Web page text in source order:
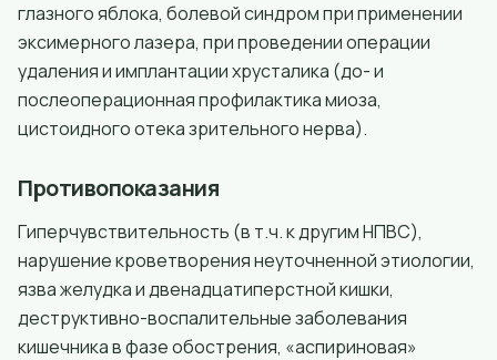
глазного яблока, болевой синдром при применении
эксимерного лазера, при проведении операции
удаления и имплантации хрусталика (до- и
послеоперационная профилактика миоза,
цистоидного отека зрительного нерва).
Противопоказания
Гиперчувствительность (в т.ч. к другим НПВС),
нарушение кроветворения неуточненной этиологии,
язва желудка и двенадцатиперстной кишки,
деструктивно-воспалительные заболевания
кишечника в фазе обострения, «аспириновая»